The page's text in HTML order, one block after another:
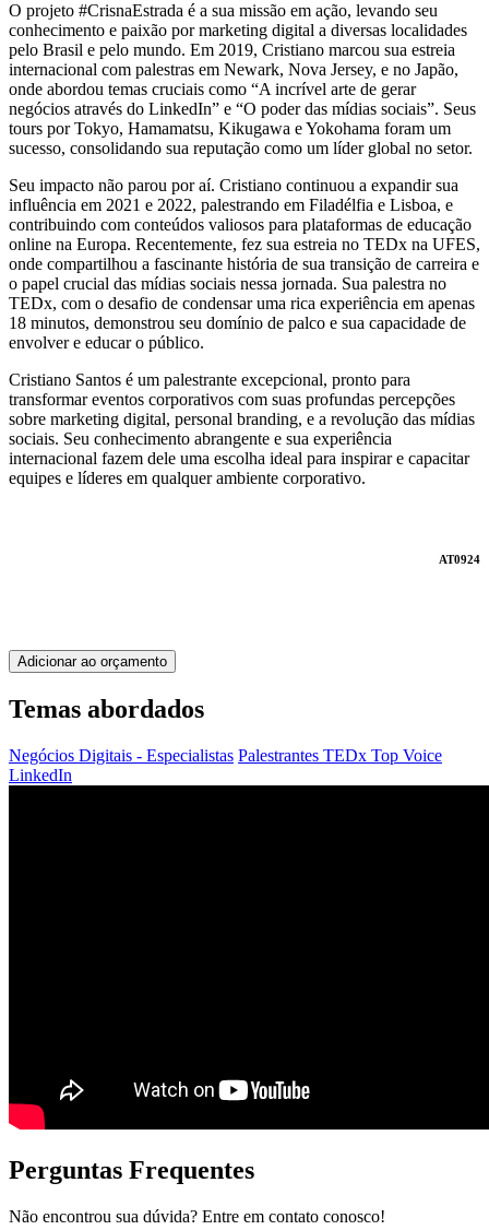
O projeto #CrisnaEstrada é a sua missão em ação, levando seu
conhecimento e paixão por marketing digital a diversas localidades
pelo Brasil e pelo mundo. Em 2019, Cristiano marcou sua estreia
internacional com palestras em Newark, Nova Jersey, e no Japão,
onde abordou temas cruciais como “A incrível arte de gerar
negócios através do LinkedIn” e “O poder das mídias sociais”. Seus
tours por Tokyo, Hamamatsu, Kikugawa e Yokohama foram um
sucesso, consolidando sua reputação como um líder global no setor.
Seu impacto não parou por aí. Cristiano continuou a expandir sua
influência em 2021 e 2022, palestrando em Filadélfia e Lisboa, e
contribuindo com conteúdos valiosos para plataformas de educação
online na Europa. Recentemente, fez sua estreia no TEDx na UFES,
onde compartilhou a fascinante história de sua transição de carreira e
o papel crucial das mídias sociais nessa jornada. Sua palestra no
TEDx, com o desafio de condensar uma rica experiência em apenas
18 minutos, demonstrou seu domínio de palco e sua capacidade de
envolver e educar o público.
Cristiano Santos é um palestrante excepcional, pronto para
transformar eventos corporativos com suas profundas percepções
sobre marketing digital, personal branding, e a revolução das mídias
sociais. Seu conhecimento abrangente e sua experiência
internacional fazem dele uma escolha ideal para inspirar e capacitar
equipes e líderes em qualquer ambiente corporativo.
AT0924
Adicionar ao orçamento
Temas abordados
Negócios Digitais - Especialistas Palestrantes TEDx Top Voice
LinkedIn
Perguntas Frequentes
Não encontrou sua dúvida? Entre em contato conosco!